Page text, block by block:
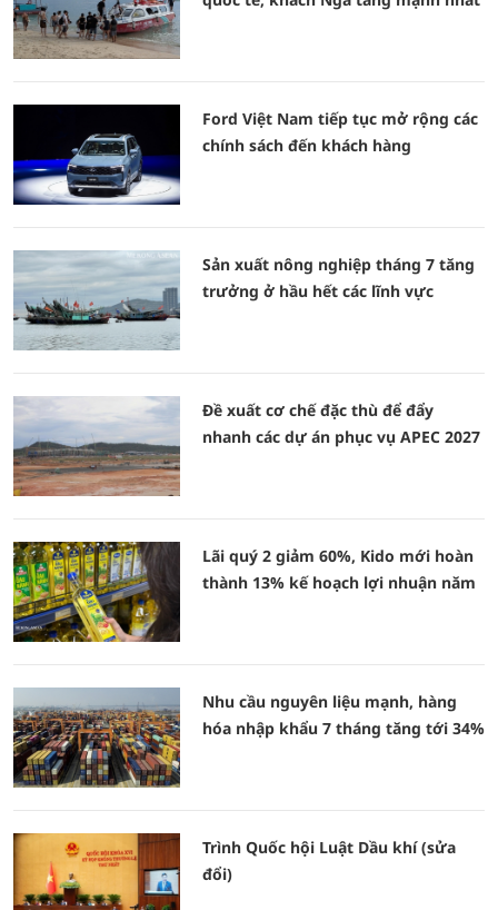
Ford Việt Nam tiếp tục mở rộng các
chính sách đến khách hàng
Sản xuất nông nghiệp tháng 7 tăng
trưởng ở hầu hết các lĩnh vực
Đề xuất cơ chế đặc thù để đẩy
nhanh các dự án phục vụ APEC 2027
Lãi quý 2 giảm 60%, Kido mới hoàn
thành 13% kế hoạch lợi nhuận năm
Nhu cầu nguyên liệu mạnh, hàng
hóa nhập khẩu 7 tháng tăng tới 34%
Trình Quốc hội Luật Dầu khí (sửa
đổi)